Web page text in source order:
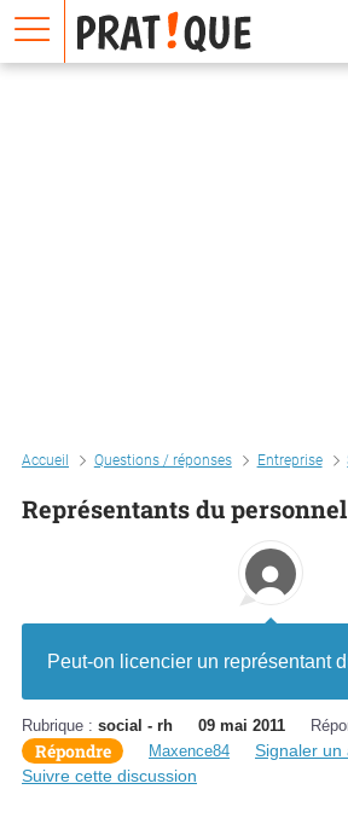
Accueil Questions / réponses Entreprise
Représentants du personnel
Peut-on licencier un représentant
Rubrique : social - rh 09 mai 2011
Répondre Maxence84
Signaler un
Suivre cette discussion
E
m
a